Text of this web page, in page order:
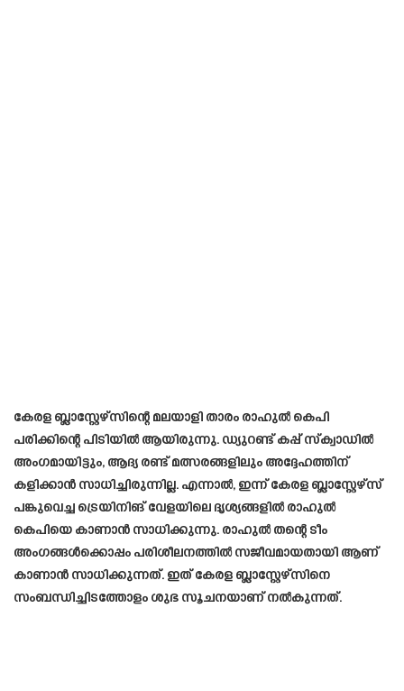
കേരള ബ്ലാസ്റ്റേഴ്സിന്റെ മലയാളി താരം രാഹുൽ കെപി
പരിക്കിന്റെ പിടിയിൽ ആയിരുന്നു. ഡ്യുറണ്ട് കപ്പ് സ്ക്വാഡിൽ
അംഗമായിട്ടും, ആദ്യ രണ്ട് മത്സരങ്ങളിലും അദ്ദേഹത്തിന്
കളിക്കാൻ സാധിച്ചിരുന്നില്ല. എന്നാൽ, ഇന്ന് കേരള ബ്ലാസ്റ്റേഴ്സ്
പങ്കുവെച്ച ട്രെയിനിങ് വേളയിലെ ദൃശ്യങ്ങളിൽ രാഹുൽ
കെപിയെ കാണാൻ സാധിക്കുന്നു. രാഹുൽ തന്റെ ടീം
അംഗങ്ങൾക്കൊപ്പം പരിശീലനത്തിൽ സജീവമായതായി ആണ്
കാണാൻ സാധിക്കുന്നത്. ഇത് കേരള ബ്ലാസ്റ്റേഴ്സിനെ
സംബന്ധിച്ചിടത്തോളം ശുഭ സൂചനയാണ് നൽകുന്നത്.